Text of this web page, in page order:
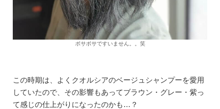
ボサボサですいません。。笑
この時期は、よくクオルシアのベージュシャンプーを愛用
していたので、その影響もあってブラウン・グレー・紫っ
て感じの仕上がりになったのかも…？